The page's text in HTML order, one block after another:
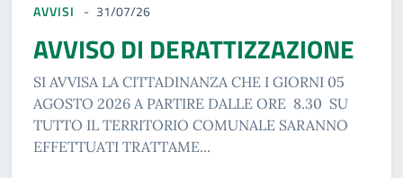
AVVISI 31/07/26
AVVISO DI DERATTIZZAZIONE
SI AVVISA LA CITTADINANZA CHE I GIORNI 05
AGOSTO 2026 A PARTIRE DALLE ORE 8.30 SU
TUTTO IL TERRITORIO COMUNALE SARANNO
EFFETTUATI TRATTAME...